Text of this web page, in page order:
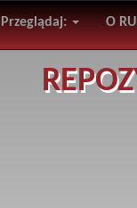
Przeglądaj: O